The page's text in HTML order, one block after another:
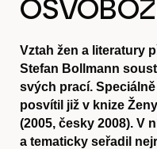
Vztah žen a literatury
Stefan Bollmann
svých prací.
posvítil již v knize
(2005, česky 2008). V
a tematicky seřadil